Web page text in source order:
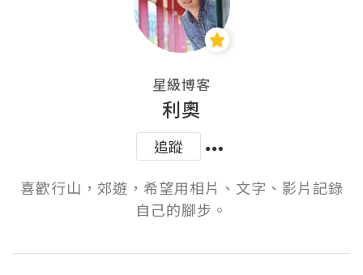
星級博客
利奧
追蹤
喜歡行山，郊遊，希望用相片、文字、影片記錄
自己的腳步。